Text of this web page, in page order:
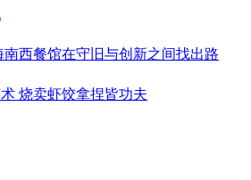
西餐馆在守旧与创新之间找出路
烧卖虾饺拿捏皆功夫